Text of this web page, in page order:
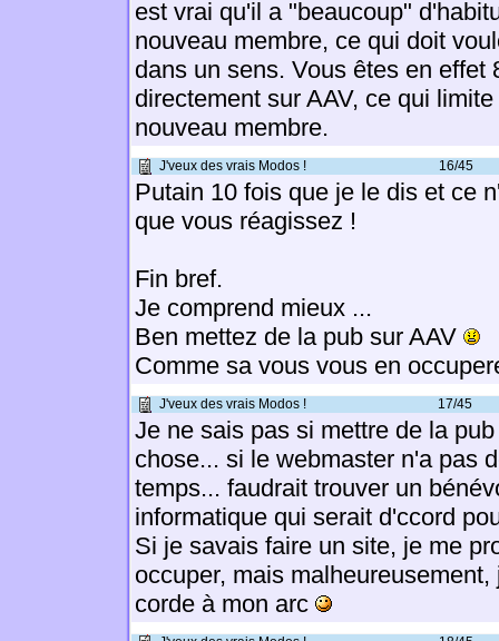
est vrai qu'il a "beaucoup"
nouveau membre, ce qui doit
dans un sens. Vous êtes en effet
directement sur AAV, ce qui
nouveau membre.
J'veux des vrais Modos ! 16/45
Putain 10 fois que je le dis et ce
que vous réagissez !
Fin bref.
Je comprend mieux ...
Ben mettez de la pub sur AAV
Comme sa vous vous en
J'veux des vrais Modos ! 17/45
Je ne sais pas si mettre de la
chose... si le webmaster n'a pas
temps... faudrait trouver un
informatique qui serait d'ccord
Si je savais faire un site, je me
occuper, mais
corde à mon arc